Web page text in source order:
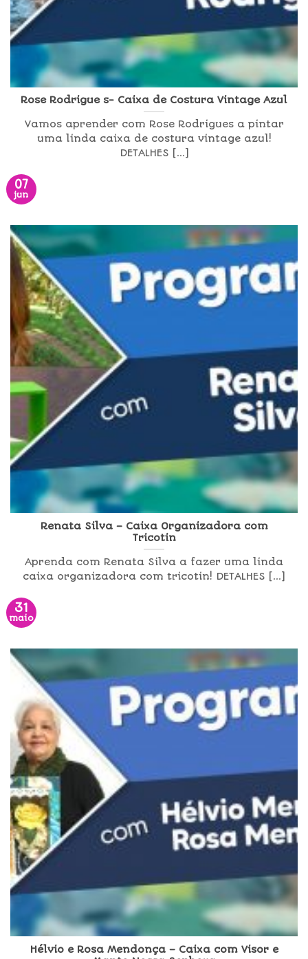
Rose Rodrigue s- Caixa de Costura Vintage Azul
Vamos aprender com Rose Rodrigues a pintar
uma linda caixa de costura vintage azul!
DETALHES [...]
07
jun
Renata Silva – Caixa Organizadora com
Tricotin
Aprenda com Renata Silva a fazer uma linda
caixa organizadora com tricotin! DETALHES [...]
31
maio
Hélvio e Rosa Mendonça – Caixa com Visor e